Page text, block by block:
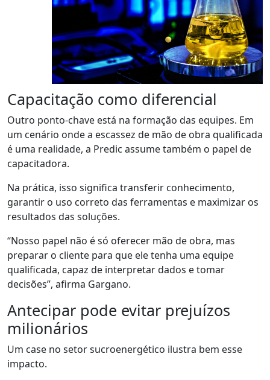
Capacitação como diferencial
Outro ponto-chave está na formação das equipes. Em
um cenário onde a escassez de mão de obra qualificada
é uma realidade, a Predic assume também o papel de
capacitadora.
Na prática, isso significa transferir conhecimento,
garantir o uso correto das ferramentas e maximizar os
resultados das soluções.
“Nosso papel não é só oferecer mão de obra, mas
preparar o cliente para que ele tenha uma equipe
qualificada, capaz de interpretar dados e tomar
decisões”, afirma Gargano.
Antecipar pode evitar prejuízos
milionários
Um case no setor sucroenergético ilustra bem esse
impacto.